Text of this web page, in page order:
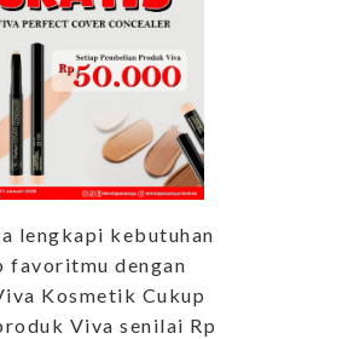
lengkapi kebutuhan
favoritmu dengan
Kosmetik Cukup
Viva senilai Rp